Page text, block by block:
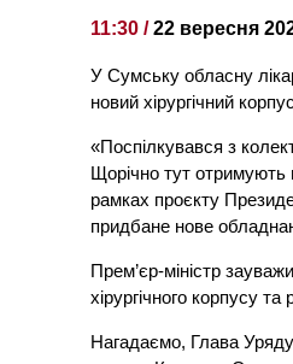
11:30 /22 вересня
У Сумську обласну
новий хірургічний
«Поспілкувався з
Щорічно тут отримують
рамках проєкту
придбане нове
Прем’єр-міністр
хірургічного корпусу
Нагадаємо, Глава Уряду